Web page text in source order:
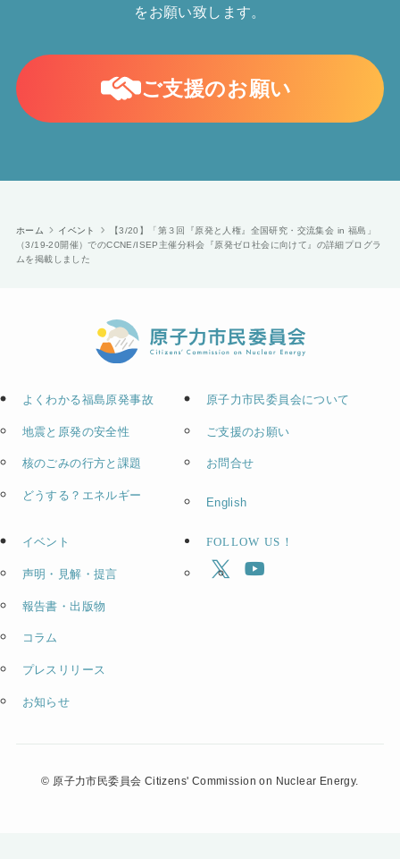
をお願い致します。
ご支援のお願い
ホーム イベント
【3/20】「第３回『原発と人権』全国研究・交流集会 in 福島」
（3/19-20開催）でのCCNE/ISEP主催分科会『原発ゼロ社会に向けて』の詳細プログラ
ムを掲載しました
よくわかる福島原発事故
地震と原発の安全性
核のごみの行方と課題
どうする？エネルギー
イベント
声明・見解・提言
報告書・出版物
コラム
プレスリリース
お知らせ
原子力市民委員会について
ご支援のお願い
お問合せ
English
FOLLOW US！
© 原子力市民委員会 Citizens' Commission on Nuclear Energy.